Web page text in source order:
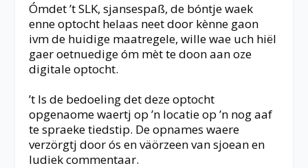
Ómdet ’t SLK, sjansespaß, de bóntje waek
enne optocht helaas neet door kènne gaon
ivm de huidige maatregele, wille wae uch hiël
gaer oetnuedige óm mèt te doon aan oze
digitale optocht.
’t Is de bedoeling det deze optocht
opgenaome waertj op ’n locatie op ’n nog aaf
te spraeke tiedstip. De opnames waere
verzörgtj door ós en väörzeen van sjoean en
ludiek commentaar.